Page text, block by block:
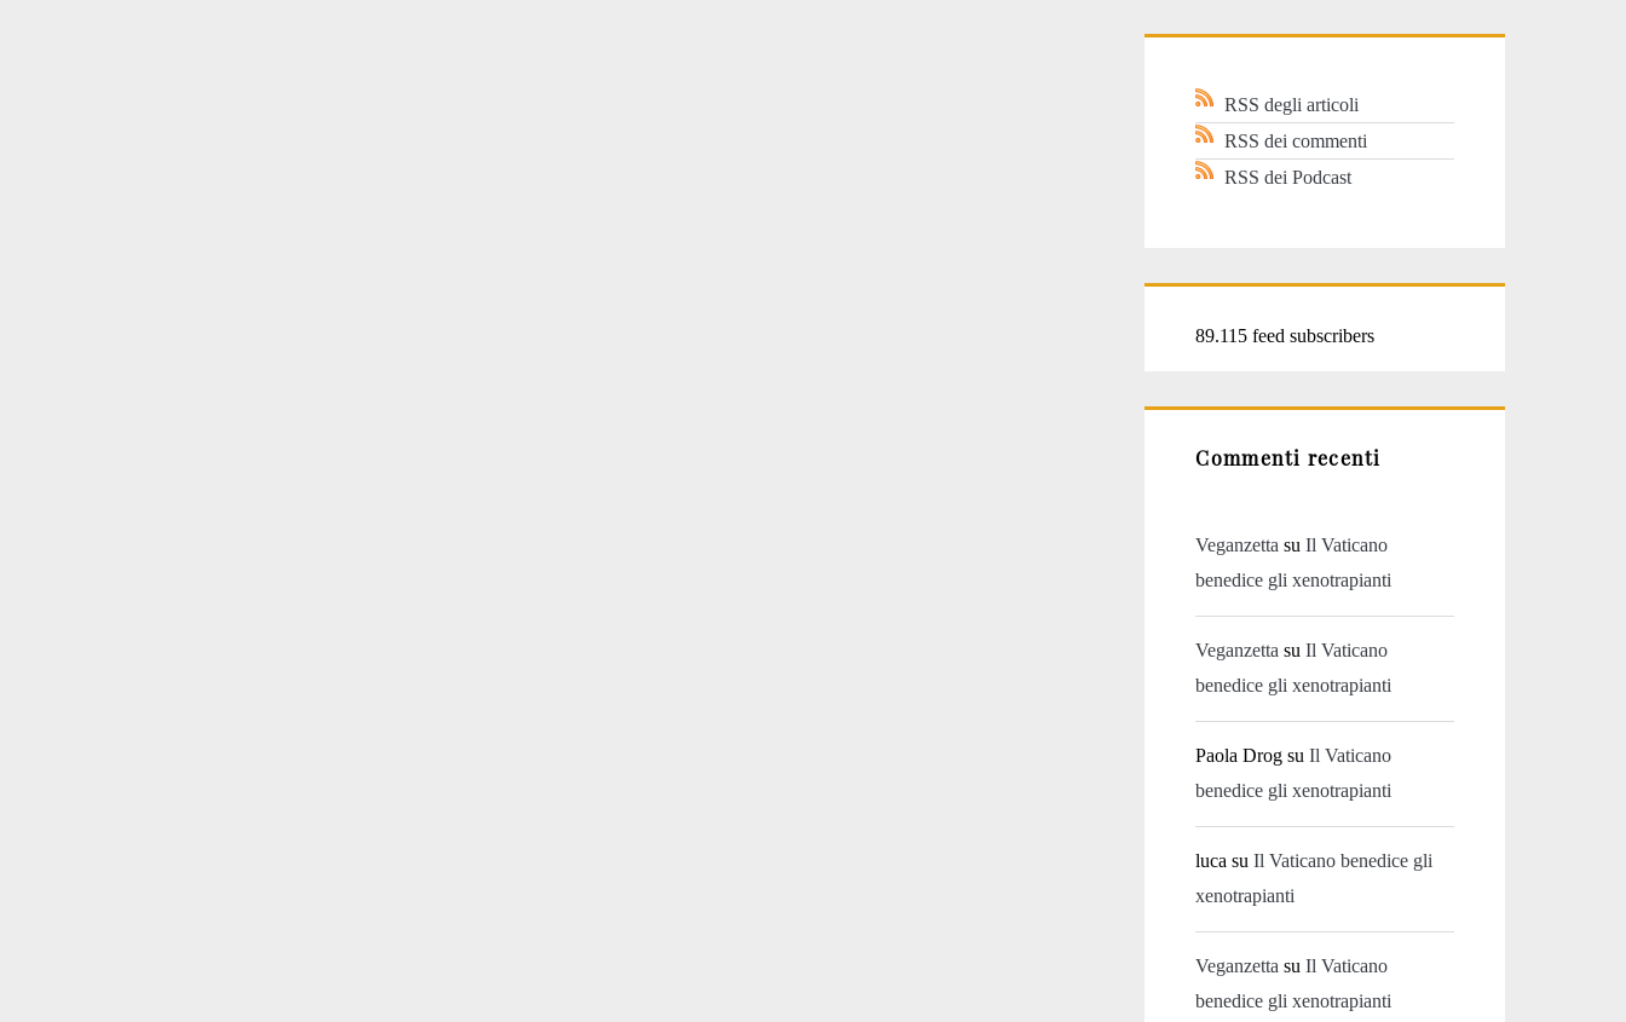
RSS degli articoli
RSS dei commenti
RSS dei Podcast
89.115 feed subscribers
Commenti recenti
Veganzetta suIl Vaticano
benedice gli xenotrapianti
Veganzetta suIl Vaticano
benedice gli xenotrapianti
Paola Drog suIl Vaticano
benedice gli xenotrapianti
luca suIl Vaticano benedice gli
xenotrapianti
Veganzetta suIl Vaticano
benedice gli xenotrapianti